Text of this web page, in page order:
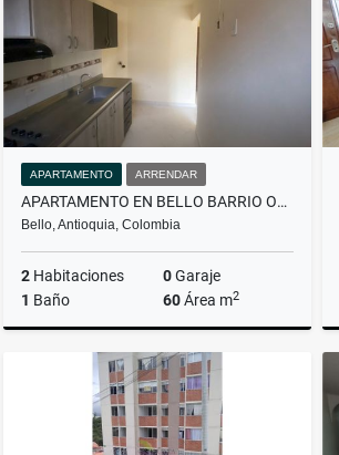
APARTAMENTO ARRENDAR
APARTAMENTO EN BELLO BARRIO OBRERO - EN ARRIENDO
Bello, Antioquia, Colombia
2 Habitaciones 0Garaje
1 Baño 60Área m2
$1.500.000